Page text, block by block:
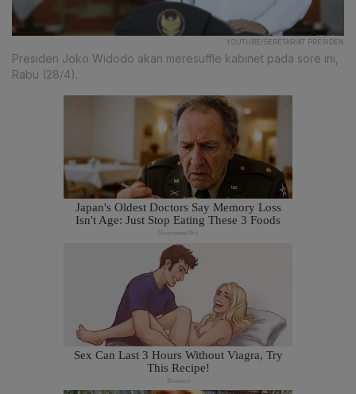
YOUTUBE/SERETARIAT PRESIDEN
Presiden Joko Widodo akan meresuffle kabinet pada sore ini,
Rabu (28/4).